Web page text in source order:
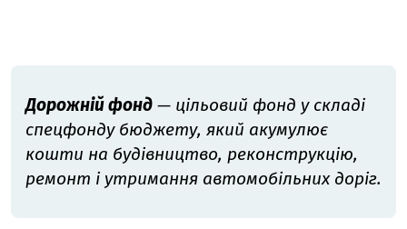
Дорожній фонд — цільовий фонд у складі
спецфонду бюджету, який акумулює
кошти на будівництво, реконструкцію,
ремонт і утримання автомобільних доріг.